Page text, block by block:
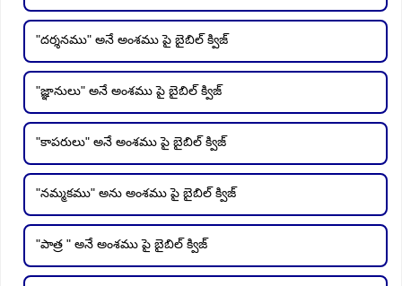
"దర్శనము" అనే అంశము పై బైబిల్ క్విజ్
"జ్ఞానులు" అనే అంశము పై బైబిల్ క్విజ్
"కాపరులు" అనే అంశము పై బైబిల్ క్విజ్
"నమ్మకము" అను అంశము పై బైబిల్ క్విజ్
"పాత్ర " అనే అంశము పై బైబిల్ క్విజ్